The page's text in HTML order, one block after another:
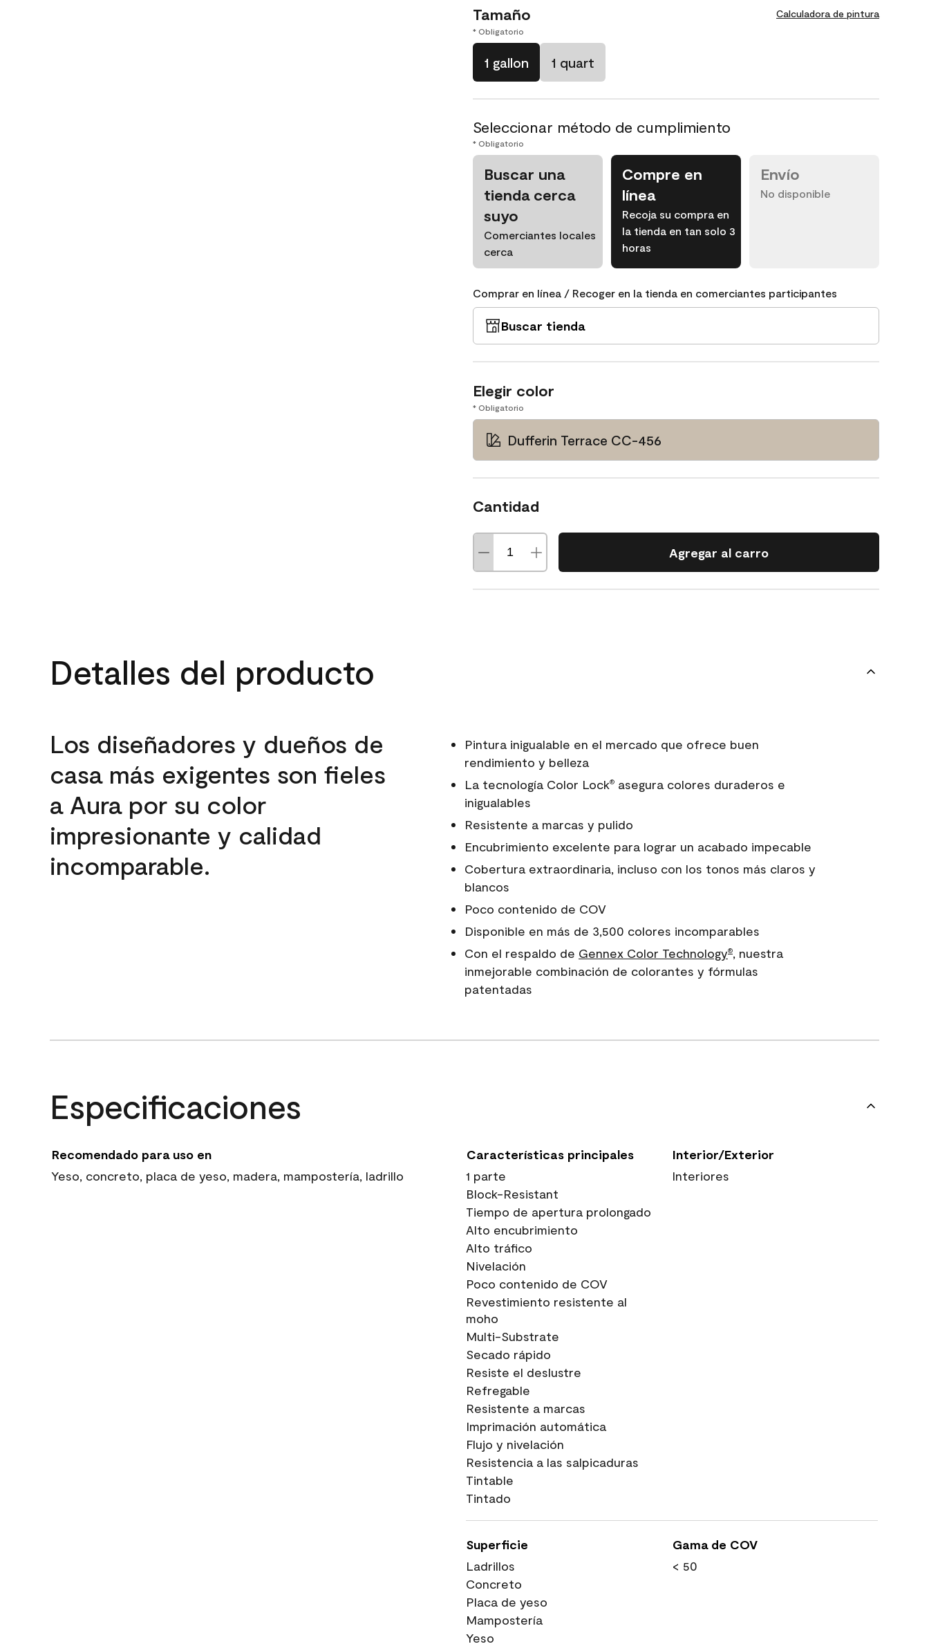
Tamaño Calculadora de pintura
* Obligatorio
1 gallon 1 quart
Seleccionar método de cumplimiento
* Obligatorio
Buscar una
tienda cerca
suyo
Comerciantes locales
cerca
Compre en
línea
Recoja su compra en
la tienda en tan solo 3
horas
Envío
No disponible
Comprar en línea / Recoger en la tienda en comerciantes participantes
Buscar tienda
Elegir color
* Obligatorio
Dufferin Terrace CC-456
Cantidad
Agregar al carro
Detalles del producto
Los diseñadores y dueños de
casa más exigentes son fieles
a Aura por su color
impresionante y calidad
incomparable.
Pintura inigualable en el mercado que ofrece buen
rendimiento y belleza
La tecnología Color Lock®asegura colores duraderos e
inigualables
Resistente a marcas y pulido
Encubrimiento excelente para lograr un acabado impecable
Cobertura extraordinaria, incluso con los tonos más claros y
blancos
Poco contenido de COV
Disponible en más de 3,500 colores incomparables
Con el respaldo de Gennex Color Technology®, nuestra
inmejorable combinación de colorantes y fórmulas
patentadas
Especificaciones
Recomendado para uso en
Yeso, concreto, placa de yeso, madera, mampostería, ladrillo
Características principales
1 parte
Block-Resistant
Tiempo de apertura prolongado
Alto encubrimiento
Alto tráfico
Nivelación
Poco contenido de COV
Revestimiento resistente al
moho
Multi-Substrate
Secado rápido
Resiste el deslustre
Refregable
Resistente a marcas
Imprimación automática
Flujo y nivelación
Resistencia a las salpicaduras
Tintable
Tintado
Interior/Exterior
Interiores
Superficie
Ladrillos
Concreto
Placa de yeso
Mampostería
Yeso
Gama de COV
< 50